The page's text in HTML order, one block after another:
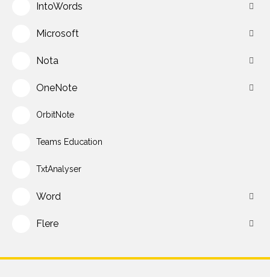
IntoWords
Microsoft
Nota
OneNote
OrbitNote
Teams Education
TxtAnalyser
Word
Flere